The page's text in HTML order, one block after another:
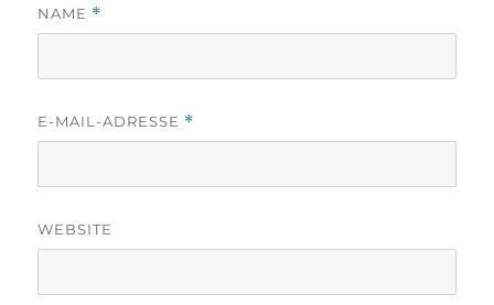
NAME *
E-MAIL-ADRESSE *
WEBSITE